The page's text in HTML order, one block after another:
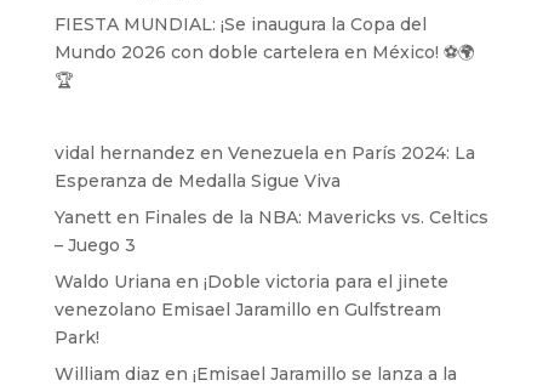
FIESTA MUNDIAL: ¡Se inaugura la Copa del
Mundo 2026 con doble cartelera en México! ⚽️🌍
🏆
vidal hernandez en Venezuela en París 2024: La
Esperanza de Medalla Sigue Viva
Yanetten Finales de la NBA: Mavericks vs. Celtics
– Juego 3
Waldo Uriana en ¡Doble victoria para el jinete
venezolano Emisael Jaramillo en Gulfstream
Park!
William diaz en ¡Emisael Jaramillo se lanza a la